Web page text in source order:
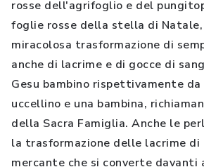
rosse dell'agrifoglio e del
foglie rosse della stella di Natale,
miracolosa trasformazione di
anche di lacrime e di gocce di
Gesu bambino rispettivamente
uccellino e una bambina,
della Sacra Famiglia. Anche le
la trasformazione delle lacrime di
mercante che si converte